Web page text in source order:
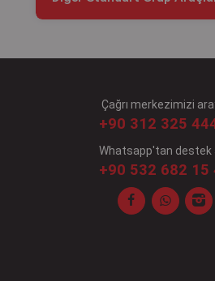
Çağrı merkezimizi
+90 312 325
Whatsapp'tan destek
+90 532 682 15